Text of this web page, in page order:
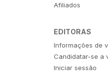
Afiliados
EDITORAS
Informações de
Candidatar-se a
Iniciar sessão